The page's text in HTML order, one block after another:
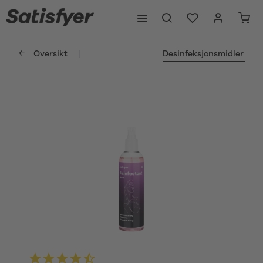
Oversikt Desinfeksjonsmidler